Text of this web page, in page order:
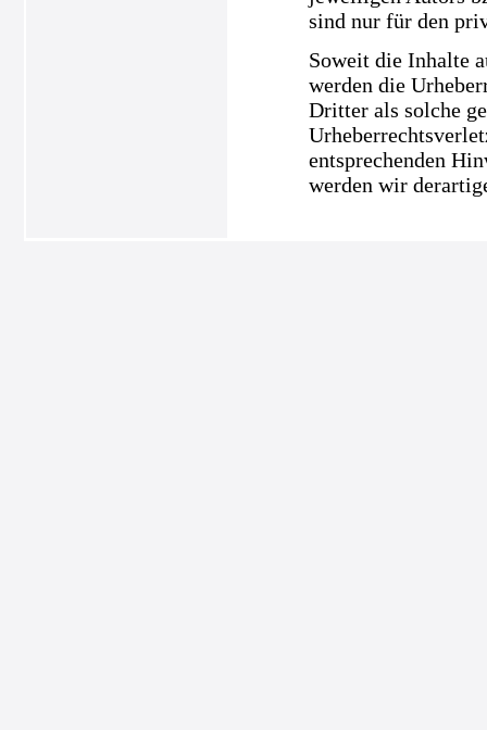
sind nur für den
Soweit die Inhalte
werden die
Dritter als solche
entsprechenden
werden wir